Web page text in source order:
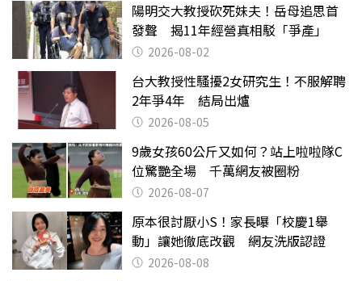
陽明交大教授砍死妹夫！岳母追思首
發聲 揭11年經營真相駁「爭產」
2026-08-02
台大教授性騷擾2女研究生！不服解聘
2年爭4年 結局出爐
2026-08-05
9歲女孩60公斤又如何？站上啦啦隊C
位驚艷全場 千萬網友被圈粉
2026-08-07
原本很討厭小S！家長曝「校慶1舉
動」讓她徹底改觀 網友洗版認證
2026-08-08